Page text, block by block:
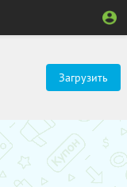
Загрузить